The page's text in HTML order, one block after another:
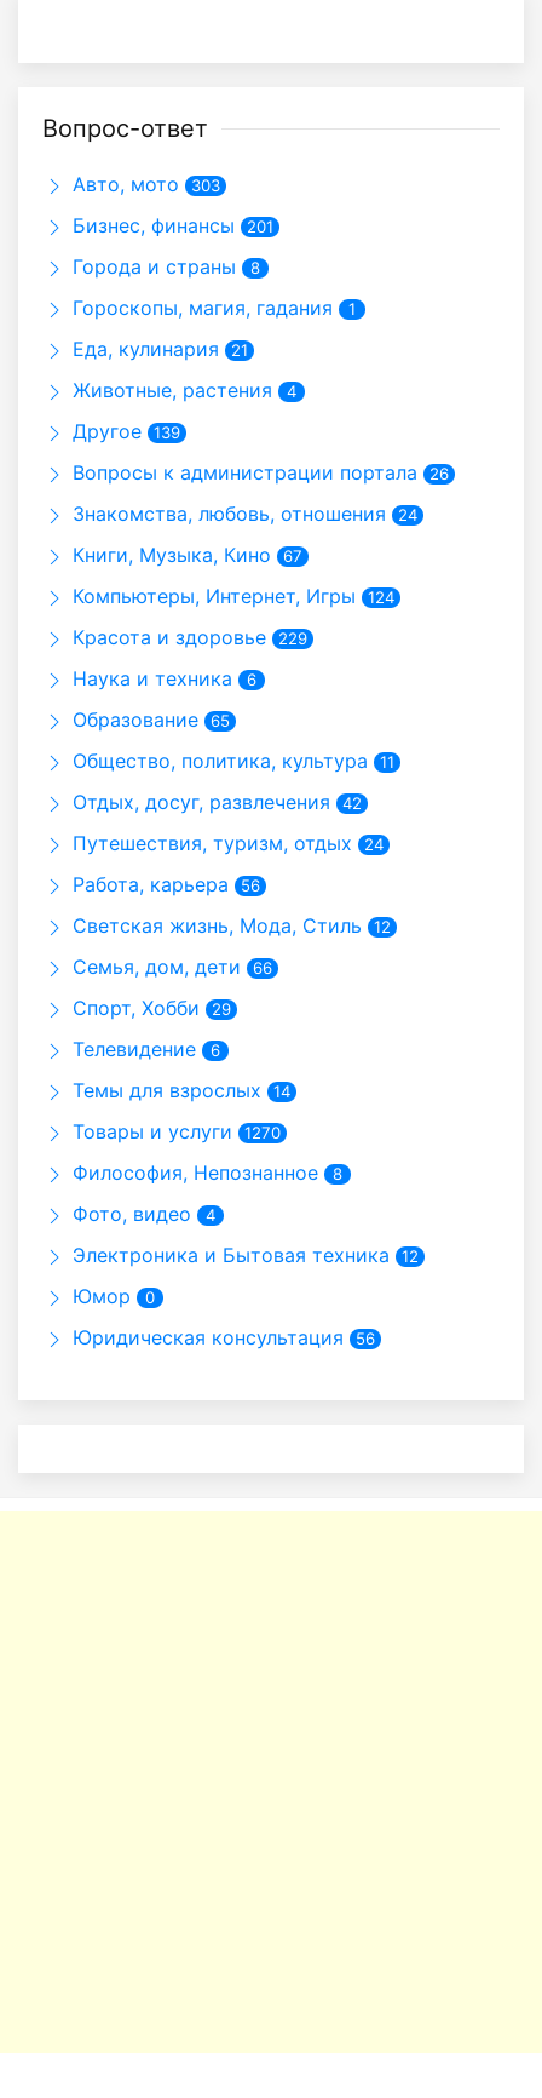
Вопрос-ответ
Авто, мото 303
Бизнес, финансы 201
Города и страны 8
Гороскопы, магия, гадания 1
Еда, кулинария 21
Животные, растения 4
Другое 139
Вопросы к администрации портала 26
Знакомства, любовь, отношения 24
Книги, Музыка, Кино 67
Компьютеры, Интернет, Игры 124
Красота и здоровье 229
Наука и техника 6
Образование 65
Общество, политика, культура 11
Отдых, досуг, развлечения 42
Путешествия, туризм, отдых 24
Работа, карьера 56
Светская жизнь, Мода, Стиль 12
Семья, дом, дети 66
Спорт, Хобби 29
Телевидение 6
Темы для взрослых 14
Товары и услуги 1270
Философия, Непознанное 8
Фото, видео 4
Электроника и Бытовая техника 12
Юмор 0
Юридическая консультация 56